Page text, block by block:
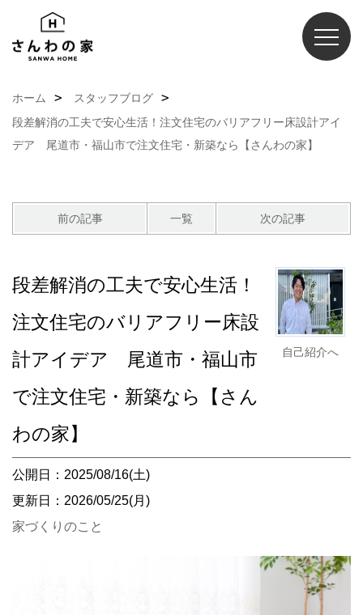
ホーム
スタッフブログ
段差解消の工夫で安心生活！注文住宅のバリアフリー床設計アイ
デア 尾道市・福山市で注文住宅・新築なら【さんわの家】
前の記事 一覧 次の記事
自己紹介へ
段差解消の工夫で安心生活！
注文住宅のバリアフリー床設
計アイデア 尾道市・福山市
で注文住宅・新築なら【さん
わの家】
公開日：2025/08/16(土)
更新日：2026/05/25(月)
家づくりのこと